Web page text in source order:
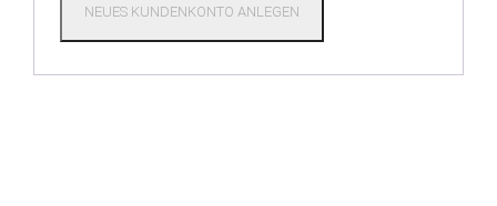
NEUES KUNDENKONTO ANLEGEN